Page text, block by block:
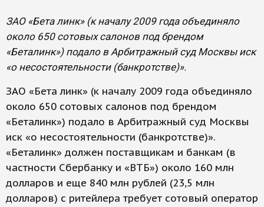
ЗАО «Бета линк» (к началу 2009 года объединяло
около 650 сотовых салонов под брендом
«Беталинк») подало в Арбитражный суд Москвы иск
«о несостоятельности (банкротстве)».
ЗАО «Бета линк» (к началу 2009 года объединяло
около 650 сотовых салонов под брендом
«Беталинк») подало в Арбитражный суд Москвы
иск «о несостоятельности (банкротстве)».
«Беталинк» должен поставщикам и банкам (в
частности Сбербанку и «ВТБ») около 160 млн
долларов и еще 840 млн рублей (23,5 млн
долларов) с ритейлера требует сотовый оператор